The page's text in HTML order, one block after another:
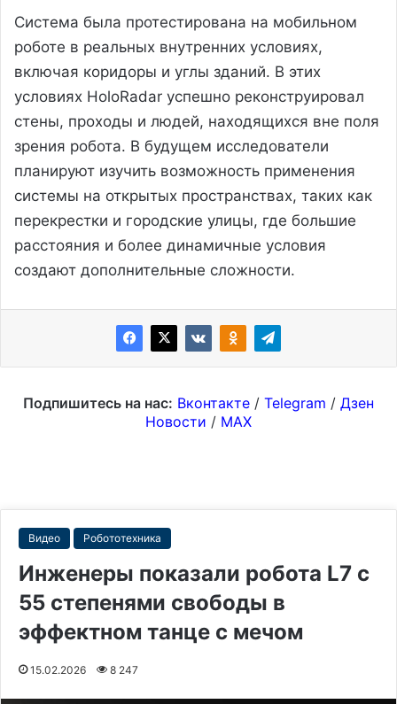
Система была протестирована на мобильном
роботе в реальных внутренних условиях,
включая коридоры и углы зданий. В этих
условиях HoloRadar успешно реконструировал
стены, проходы и людей, находящихся вне поля
зрения робота. В будущем исследователи
планируют изучить возможность применения
системы на открытых пространствах, таких как
перекрестки и городские улицы, где большие
расстояния и более динамичные условия
создают дополнительные сложности.
Подпишитесь на нас: Вконтакте / Telegram / Дзен
Новости / MAX